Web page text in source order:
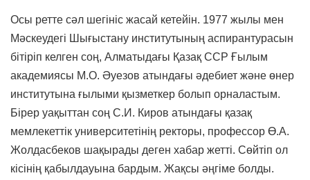
Осы ретте сәл шегініс жасай кетейін. 1977 жылы мен
Мәскеудегі Шығыстану институтының аспирантурасын
бітіріп келген соң, Алматыдағы Қазақ ССР Ғылым
академиясы М.О. Әуезов атындағы әдебиет және өнер
институтына ғылыми қызметкер болып орналастым.
Бірер уақыттан соң С.И. Киров атындағы қазақ
мемлекеттік университетінің ректоры, профессор Ө.А.
Жолдасбеков шақырады деген хабар жетті. Сөйтіп ол
кісінің қабылдауына бардым. Жақсы әңгіме болды.